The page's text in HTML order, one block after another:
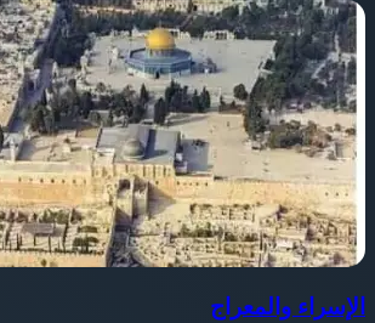
الإسراء والمعراج